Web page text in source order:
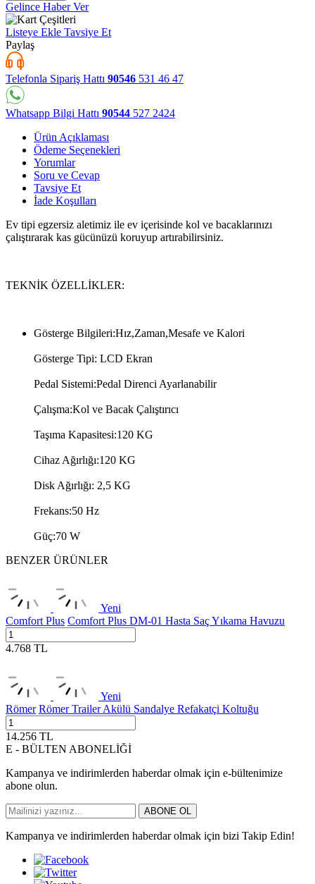
Gelince Haber Ver
Listeye Ekle Tavsiye Et
Paylaş
Telefonla Sipariş Hattı 90546 531 46 47
Whatsapp Bilgi Hattı 90544 527 2424
Ürün Açıklaması
Ödeme Seçenekleri
Yorumlar
Soru ve Cevap
Tavsiye Et
İade Koşulları
Ev tipi egzersiz aletimiz ile ev içerisinde kol ve bacaklarınızı
çalıştırarak kas gücünüzü koruyup artırabilirsiniz.
TEKNİK ÖZELLİKLER:
Gösterge Bilgileri:Hız,Zaman,Mesafe ve Kalori
Gösterge Tipi: LCD Ekran
Pedal Sistemi:Pedal Direnci Ayarlanabilir
Çalışma:Kol ve Bacak Çalıştırıcı
Taşıma Kapasitesi:120 KG
Cihaz Ağırlığı:120 KG
Disk Ağırlığı: 2,5 KG
Frekans:50 Hz
Güç:70 W
BENZER ÜRÜNLER
Yeni
Comfort Plus Comfort Plus DM-01 Hasta Saç Yıkama Havuzu
4.768 TL
Yeni
Römer Römer Trailer Akülü Sandalye Refakatçi Koltuğu
14.256 TL
E - BÜLTEN ABONELİĞİ
Kampanya ve indirimlerden haberdar olmak için e-bültenimize
abone olun.
ABONE OL
Kampanya ve indirimlerden haberdar olmak için bizi Takip Edin!